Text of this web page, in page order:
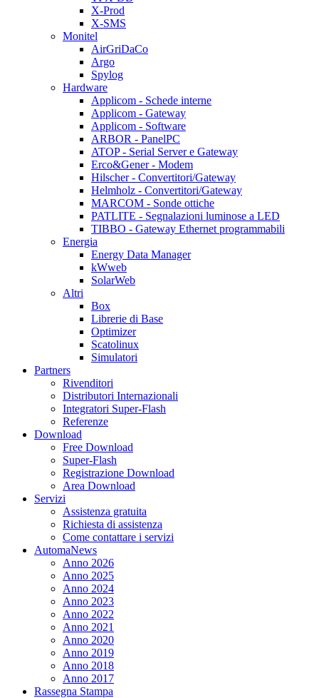
X-Prod
X-SMS
Monitel
AirGriDaCo
Argo
Spylog
Hardware
Applicom - Schede interne
Applicom - Gateway
Applicom - Software
ARBOR - PanelPC
ATOP - Serial Server e Gateway
Erco&Gener - Modem
Hilscher - Convertitori/Gateway
Helmholz - Convertitori/Gateway
MARCOM - Sonde ottiche
PATLITE - Segnalazioni luminose a LED
TIBBO - Gateway Ethernet programmabili
Energia
Energy Data Manager
kWweb
SolarWeb
Altri
Box
Librerie di Base
Optimizer
Scatolinux
Simulatori
Partners
Rivenditori
Distributori Internazionali
Integratori Super-Flash
Referenze
Download
Free Download
Super-Flash
Registrazione Download
Area Download
Servizi
Assistenza gratuita
Richiesta di assistenza
Come contattare i servizi
AutomaNews
Anno 2026
Anno 2025
Anno 2024
Anno 2023
Anno 2022
Anno 2021
Anno 2020
Anno 2019
Anno 2018
Anno 2017
Rassegna Stampa